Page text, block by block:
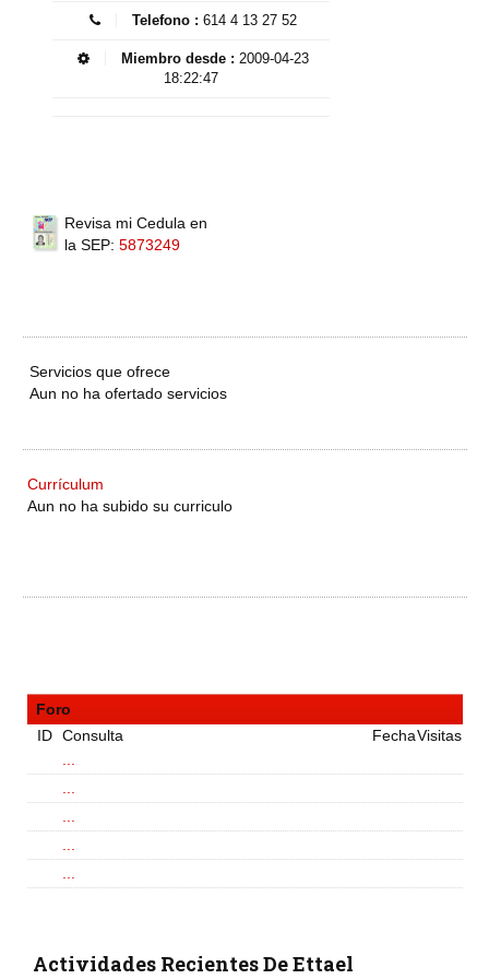
Telefono : 614 4 13 27 52
Miembro desde : 2009-04-23
18:22:47
Revisa mi Cedula en
la SEP: 5873249
Servicios que ofrece
Aun no ha ofertado servicios
Currículum
Aun no ha subido su curriculo
Foro
ID Consulta FechaVisitas
Actividades Recientes De Ettael